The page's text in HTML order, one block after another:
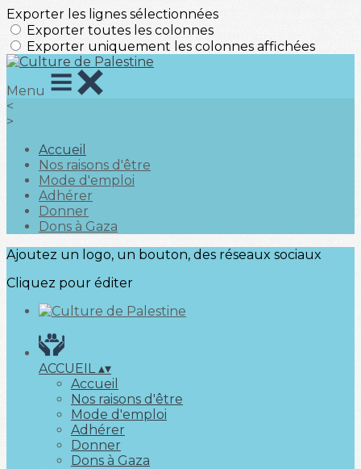
Exporter les lignes sélectionnées
Exporter toutes les colonnes
Exporter uniquement les colonnes affichées
Menu
<
>
Accueil
Nos raisons d'être
Mode d'emploi
Adhérer
Donner
Dons à Gaza
Ajoutez un logo, un bouton, des réseaux sociaux
Cliquez pour éditer
ACCUEIL▴▾
Accueil
Nos raisons d'être
Mode d'emploi
Adhérer
Donner
Dons à Gaza